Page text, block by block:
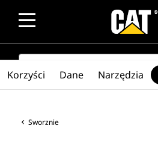
SEARCH
Sworznie
Korzyści Dane Narzędzia